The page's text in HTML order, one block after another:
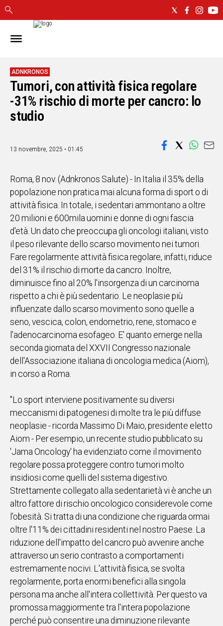
IN
CAGLIARI
SASSARI
NUORO
ORISTANO
SULCIS
OGLIASTRA
ALTRE
NOTIZIE
POLITICA
IN
ITALIA
NEL
MONDO
SPORT
EVENTI
STORIE
VIDEO
UNISCITI
WHATSAPP
Social
ADNKRONOS
Tumori, con attività fisica regolare
-31% rischio di morte per cancro: lo
studio
13 novembre, 2025 • 01:45
Roma, 8 nov. (Adnkronos Salute) - In Italia il 35% della
popolazione non pratica mai alcuna forma di sport o di
attività fisica. In totale, i sedentari ammontano a oltre
20 milioni e 600mila uomini e donne di ogni fascia
d'età. Un dato che preoccupa gli oncologi italiani, visto
il peso rilevante dello scarso movimento nei tumori.
Fare regolarmente attività fisica regolare, infatti, riduce
del 31% il rischio di morte da cancro. Inoltre,
diminuisce fino al 20% l'insorgenza di un carcinoma
rispetto a chi è più sedentario. Le neoplasie più
influenzate dallo scarso movimento sono quelle a
seno, vescica, colon, endometrio, rene, stomaco e
l'adenocarcinoma esofageo. E' quanto emerge nella
seconda giornata del XXVII Congresso nazionale
dell'Associazione italiana di oncologia medica (Aiom),
in corso a Roma.
"Lo sport interviene positivamente su diversi
meccanismi di patogenesi di molte tra le più diffuse
neoplasie - ricorda Massimo Di Maio, presidente eletto
Aiom - Per esempio, un recente studio pubblicato su
'Jama Oncology' ha evidenziato come il movimento
regolare possa proteggere contro tumori molto
insidiosi come quelli del sistema digestivo.
Strettamente collegato alla sedentarietà vi è anche un
altro fattore di rischio oncologico considerevole come
l'obesità. Si tratta di una condizione che riguarda ormai
oltre l'11% dei cittadini residenti nel nostro Paese. La
riduzione dell'impatto del cancro può avvenire anche
attraverso un serio contrasto a comportamenti
estremamente nocivi. L'attività fisica, se svolta
regolarmente, porta enormi benefici alla singola
persona ma anche all'intera collettività. Per questo va
promossa maggiormente tra l'intera popolazione
perché può consentire una diminuzione rilevante